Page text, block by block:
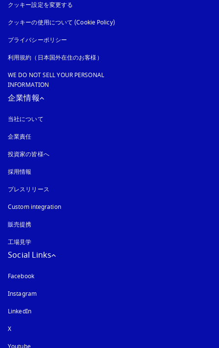
クッキー設定を変更する
クッキーの使用について (Cookie Policy)新しいタブに表示されます
プライバシーポリシー
利用規約（日本国外在住のお客様）
WE DO NOT SELL YOUR PERSONAL
INFORMATION
企業情報
当社について
企業責任
投資家の皆様へ
採用情報
プレスリリース
Custom integration
販売提携
工場見学
Social Links
Facebook
Instagram新しいタブに表示されます
LinkedIn
X